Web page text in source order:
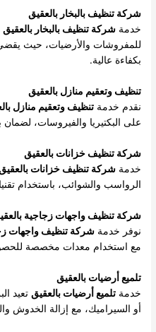
شركة تنظيف بالبخار بالعقيق
خدمةشركة تنظيف بالبخار بالعقيق
للمفروشات والأرضيات، حيث يقضي
بكفاءة عالية.
تنظيف وتعقيم منازل بالعقيق
نقدم خدمةتنظيف وتعقيم منازل
على البكتيريا والفيروسات، لضمان
شركة تنظيف خزانات بالعقيق
خدمةشركة تنظيف خزانات بالعقيق
الرواسب والشوائب، باستخدام
شركة تنظيف واجهات زجاجية
نوفر خدمةشركة تنظيف واجهات
مع استخدام معدات مخصصة
تلميع أرضيات بالعقيق
خدمةتلميع أرضيات بالعقيق تعيد
أو السيراميك، مع إزالة الخدوش